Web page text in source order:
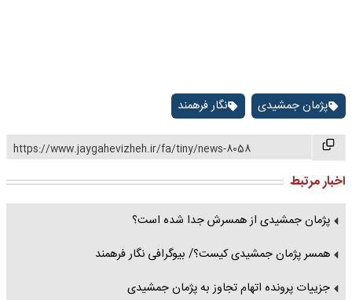
پژمان جمشیدی نگار فرهمند
https://www.jaygahevizheh.ir/fa/tiny/news-8058
اخبار مرتبط
پژمان جمشیدی از همسرش جدا شده است؟
همسر پژمان جمشیدی کیست؟/ بیوگرافی نگار فرهمند
جزییات پرونده اتهام تجاوز به پژمان جمشیدی